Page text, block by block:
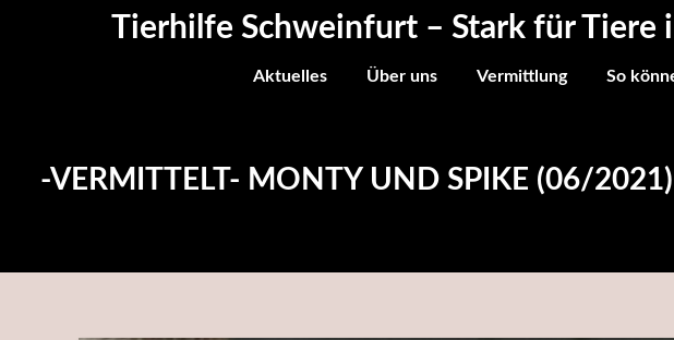
Tierhilfe Schweinfurt – Stark für Tiere
Aktuelles Über uns Vermittlung So
-VERMITTELT- MONTY UND SPIKE (06/